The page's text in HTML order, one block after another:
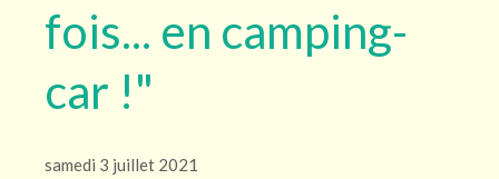
fois... en camping-
car !"
samedi 3 juillet 2021